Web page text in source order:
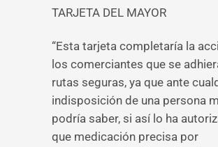
TARJETA DEL MAYOR
“Esta tarjeta completaría la
los comerciantes que se
rutas seguras, ya que ante
indisposición de una persona
podría saber, si así lo ha
que medicación precisa por